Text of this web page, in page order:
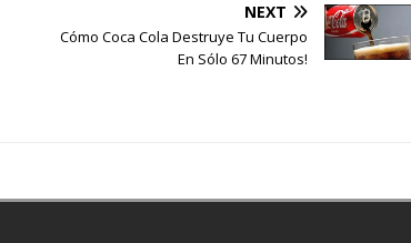
NEXT
Cómo Coca Cola Destruye Tu Cuerpo
En Sólo 67 Minutos!